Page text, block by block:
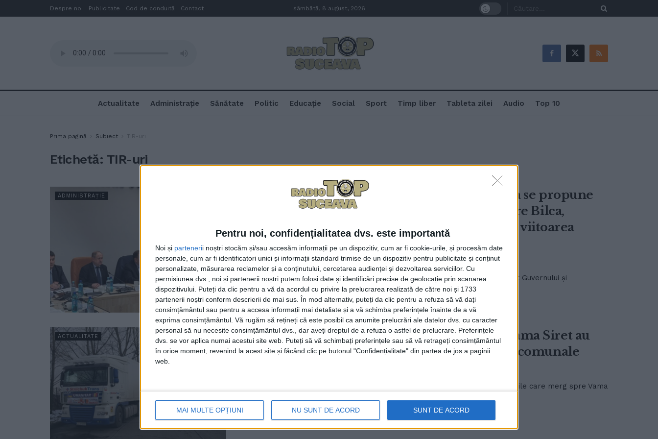
Pentru noi, confidențialitatea dvs. este importantă
Noi și partenerii noștri stocăm și/sau accesăm informații pe un dispozitiv, cum ar fi cookie-urile, și procesăm date
personale, cum ar fi identificatori unici și informații standard trimise de un dispozitiv pentru publicitate și conținut
personalizate, măsurarea reclamelor și a conținutului, cercetarea audienței și dezvoltarea serviciilor. Cu
permisiunea dvs., noi și partenerii noștri putem folosi date și identificări precise de geolocație prin scanarea
dispozitivului. Puteți da clic pentru a vă da acordul cu privire la prelucrarea realizată de către noi și 1733
partenerii noștri conform descrierii de mai sus. În mod alternativ, puteți da clic pentru a refuza să vă dați
consimțământul sau pentru a accesa informații mai detaliate și a vă schimba preferințele înainte de a vă
exprima consimțământul. Vă rugăm să rețineți că este posibil ca anumite prelucrări ale datelor dvs. cu caracter
personal să nu necesite consimțământul dvs., dar aveți dreptul de a refuza o astfel de prelucrare. Preferințele
dvs. se vor aplica numai acestui site web. Puteți să vă schimbați preferințele sau să vă retrageți consimțământul
în orice moment, revenind la acest site și făcând clic pe butonul "Confidențialitate" din partea de jos a paginii
web.
MAI MULTE OPȚIUNI NU SUNT DE ACORD SUNT DE ACORD
Despre noi Publicitate Cod de conduită Contact sâmbătă, 8 august, 2026
Actualitate Administrație Sănătate Politic Educație Social Sport Timp liber Tableta zilei Audio Top 10
Prima pagină Subiect TIR-uri
Etichetă: TIR-uri
ADMINISTRAȚIE
Pentru traseul TIR-urilor care vin din Ucraina se propune
construirea unei șosele de la Vicovu de Sus spre Bilca,
Frătăuții Noi și Climăuți, pînă la intersecția cu viitoarea
Autostradă A7, Ploiești – Siret
14 FEBRUARIE, 2023
Președintele PNL al Consiliului Județean Suceava, Gheorghe Flutur, a solicitat Guvernului și
Ministerului Transporturilor o soluție pentru traseul TIR-urilor care ...
ACTUALITATE
Gheorghe Flutur: TIR-urile care merg spre Vama Siret au
afectat infrastructura de drumuri judeţene şi comunale
Preşedintele Consiliului Judeţean Suceava, Gheorghe Flutur, susține că TIR-urile care merg spre Vama